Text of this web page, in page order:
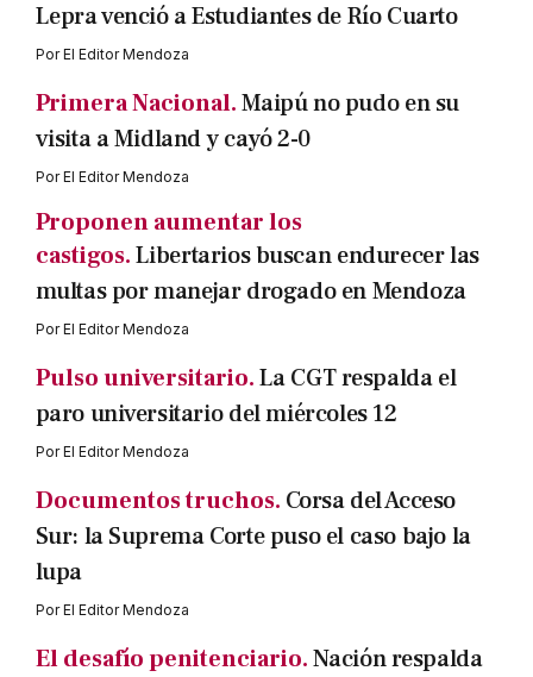
Lepra venció a Estudiantes de Río Cuarto
PorEl Editor Mendoza
Primera Nacional.Maipú no pudo en su
visita a Midland y cayó 2-0
PorEl Editor Mendoza
Proponen aumentar los
castigos.Libertarios buscan endurecer las
multas por manejar drogado en Mendoza
PorEl Editor Mendoza
Pulso universitario.La CGT respalda el
paro universitario del miércoles 12
PorEl Editor Mendoza
Documentos truchos. Corsa del Acceso
Sur: la Suprema Corte puso el caso bajo la
lupa
PorEl Editor Mendoza
El desafío penitenciario.Nación respalda